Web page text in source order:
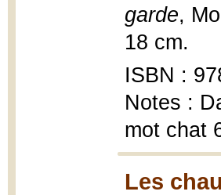
garde,
18 cm.
ISBN :
Notes :
mot chat
Les